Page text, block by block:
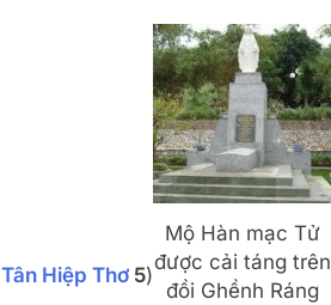
Mộ Hàn mạc Tử
được cải táng trên
đồi Ghềnh Ráng
Tân Hiệp Thơ 5)